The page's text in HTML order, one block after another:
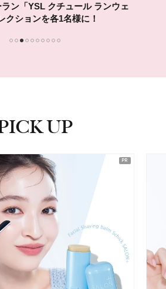
ン「YSL クチュール ランウェ
クションを各1名様に！
UP